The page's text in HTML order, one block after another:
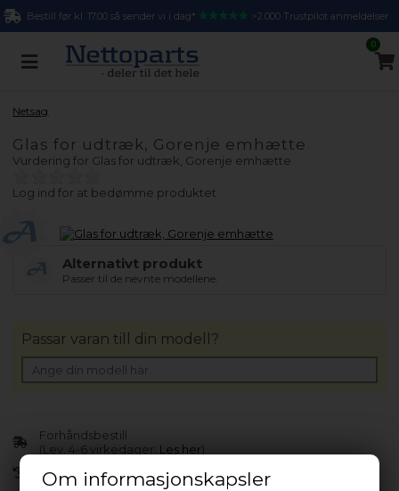
Om informasjonskapsler
Bestill før kl. 17.00 så sender vi i dag* >2.000 Trustpilot anmeldelser
0
Netsag
Glas for udtræk, Gorenje emhætte
Vurdering for Glas for udtræk, Gorenje emhætte
Log ind for at bedømme produktet
Alternativt produkt
Passer til de nevnte modellene.
Forhåndsbestill
(Lev. 4-6 virkedager. Les her)
30 dagers returrett
Passar varan till din modell?